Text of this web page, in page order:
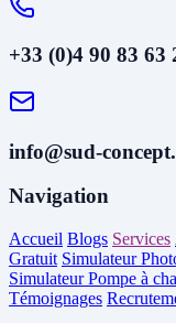
+33 (0)4 90 83 63
info@sud-
Navigation
Accueil Blogs Services
Gratuit Simulateur
Simulateur Pompe à
Témoignages